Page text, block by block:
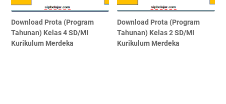
Download Prota (Program
Tahunan) Kelas 4 SD/MI
Kurikulum Merdeka
Download Prota (Program
Tahunan) Kelas 2 SD/MI
Kurikulum Merdeka